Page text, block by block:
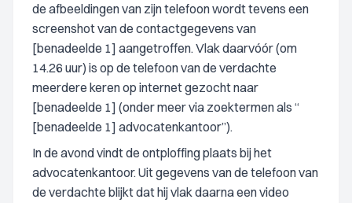
de afbeeldingen van zijn telefoon wordt tevens een
screenshot van de contactgegevens van
[benadeelde 1] aangetroffen. Vlak daarvóór (om
14.26 uur) is op de telefoon van de verdachte
meerdere keren op internet gezocht naar
[benadeelde 1] (onder meer via zoektermen als “
[benadeelde 1] advocatenkantoor”).
In de avond vindt de ontploffing plaats bij het
advocatenkantoor. Uit gegevens van de telefoon van
de verdachte blijkt dat hij vlak daarna een video